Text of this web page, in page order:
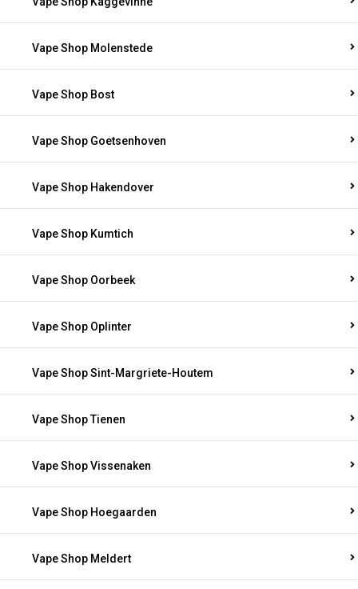
Vape Shop Molenstede
Vape Shop Bost
Vape Shop Goetsenhoven
Vape Shop Hakendover
Vape Shop Kumtich
Vape Shop Oorbeek
Vape Shop Oplinter
Vape Shop Sint-Margriete-Houtem
Vape Shop Tienen
Vape Shop Vissenaken
Vape Shop Hoegaarden
Vape Shop Meldert